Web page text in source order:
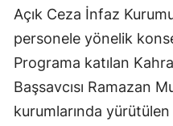
Açık Ceza İnfaz
personele yönelik
Programa katılan
Başsavcısı Ramazan
kurumlarında